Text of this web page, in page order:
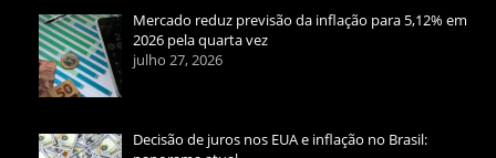
Mercado reduz previsão da inflação para 5,12% em
2026 pela quarta vez
julho 27, 2026
Decisão de juros nos EUA e inflação no Brasil: